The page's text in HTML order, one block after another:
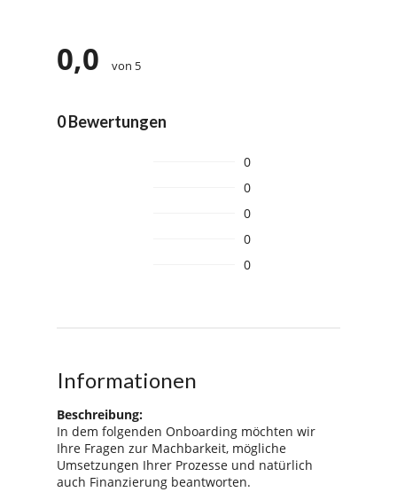
0,0 von 5
0 Bewertungen
0
0
0
0
0
Informationen
Beschreibung:
In dem folgenden Onboarding möchten wir
Ihre Fragen zur Machbarkeit, mögliche
Umsetzungen Ihrer Prozesse und natürlich
auch Finanzierung beantworten.